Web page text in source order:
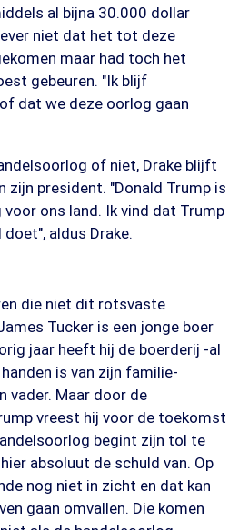
al bijna 30.000 dollar
niet dat het tot deze
maar had toch het
gebeuren. "Ik blijf
dat we deze oorlog gaan
of niet, Drake blijft
zijn president. "Donald Trump is
ons land. Ik vind dat Trump
aldus Drake.
die niet dit rotsvaste
Tucker is een jonge boer
jaar heeft hij de boerderij -al
is van zijn familie-
vader. Maar door de
vreest hij voor de toekomst
begint zijn tol te
absoluut de schuld van. Op
nog niet in zicht en dat kan
gaan omvallen. Die komen